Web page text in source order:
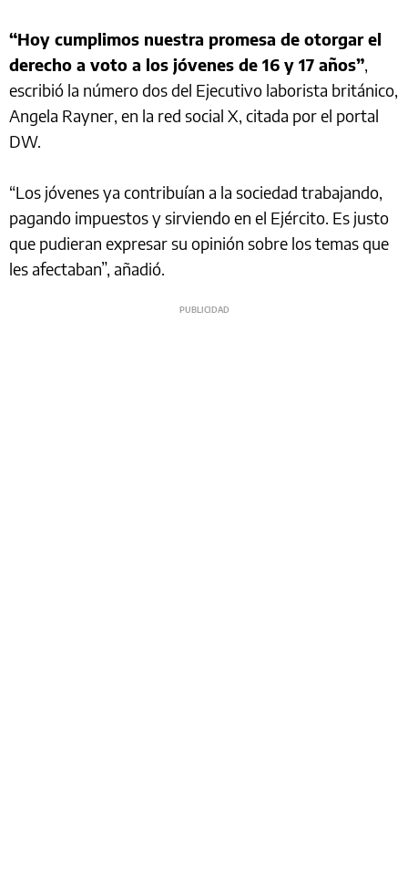
“Hoy cumplimos nuestra promesa de otorgar el
derecho a voto a los jóvenes de 16 y 17 años”,
escribió la número dos del Ejecutivo laborista británico,
Angela Rayner, en la red social X, citada por el portal
DW.
“Los jóvenes ya contribuían a la sociedad trabajando,
pagando impuestos y sirviendo en el Ejército. Es justo
que pudieran expresar su opinión sobre los temas que
les afectaban”, añadió.